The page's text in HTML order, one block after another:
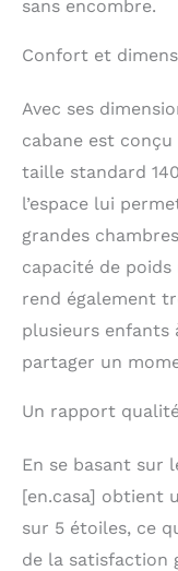
sans encombre.
Confort et
Avec ses
cabane est
taille standard
l’espace lui
grandes
capacité de
rend également
plusieurs enfants
partager un
Un rapport
En se basant sur
[en.casa] obtient
sur 5 étoiles, ce
de la satisfaction